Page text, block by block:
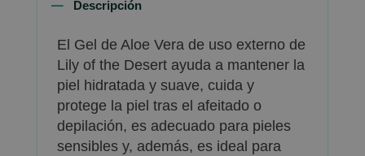
Descripción
El Gel de Aloe Vera de uso externo de
Lily of the Desert ayuda a mantener la
piel hidratada y suave, cuida y
protege la piel tras el afeitado o
depilación, es adecuado para pieles
sensibles y, además, es ideal para